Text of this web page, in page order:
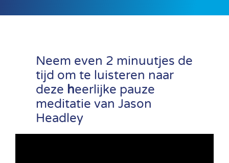
Neem even 2 minuutjes de
tijd om te luisteren naar
deze heerlijke pauze
meditatie van Jason
Headley